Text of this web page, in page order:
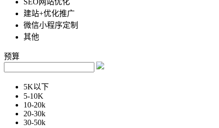
建站+优化推广
微信小程序定制
其他
预算
5K以下
5-10K
10-20k
20-30k
30-50k